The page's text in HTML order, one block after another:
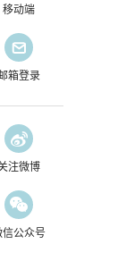
移动端
箱登录
注微博
信公众号